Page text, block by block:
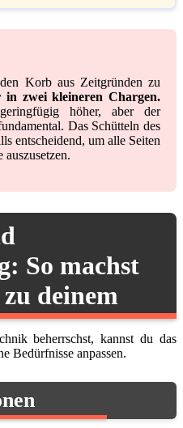
Korb aus Zeitgründen zu
in zwei kleineren Chargen.
höher, aber der
Das Schütteln des
entscheidend, um alle Seiten
So machst
deinem
beherrschst, kannst du das
Bedürfnisse anpassen.